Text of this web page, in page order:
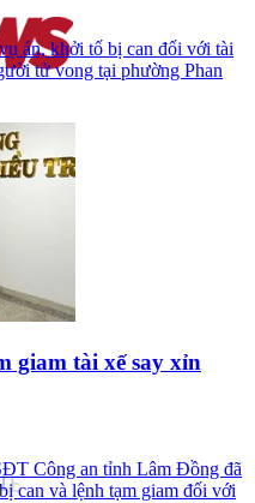
án, khởi tố bị can đối với tài
tử vong tại phường Phan
giam tài xế say xỉn
Công an tỉnh Lâm Đồng đã
can và lệnh tạm giam đối với